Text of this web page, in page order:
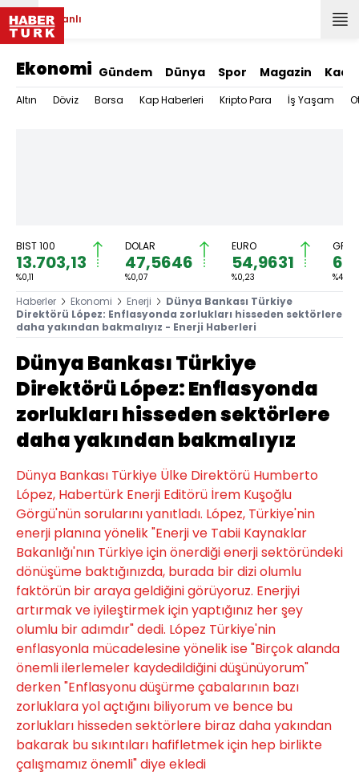
Canlı
Ekonomi Gündem Dünya Spor Magazin
Altın Döviz Borsa Kap Haberleri Kripto Para İş Yaşam
BIST 100
13.703,13
%0,11
DOLAR
47,5646
%0,07
EURO
54,9631
%0,23 %4,24
Haberler Ekonomi Enerji
Dünya Bankası Türkiye
Direktörü López: Enflasyonda zorlukları hisseden sektörlere
daha yakından bakmalıyız - Enerji Haberleri
Dünya Bankası Türkiye
Direktörü López: Enflasyonda
zorlukları hisseden sektörlere
daha yakından bakmalıyız
Dünya Bankası Türkiye Ülke Direktörü Humberto
López, Habertürk Enerji Editörü İrem Kuşoğlu
Görgü'nün sorularını yanıtladı. López, Türkiye'nin
enerji planına yönelik "Enerji ve Tabii Kaynaklar
Bakanlığı'nın Türkiye için önerdiği enerji sektöründeki
dönüşüme baktığınızda, burada bir dizi olumlu
faktörün bir araya geldiğini görüyoruz. Enerjiyi
artırmak ve iyileştirmek için yaptığınız her şey
olumlu bir adımdır" dedi. López Türkiye'nin
enflasyonla mücadelesine yönelik ise "Birçok alanda
önemli ilerlemeler kaydedildiğini düşünüyorum"
derken "Enflasyonu düşürme çabalarının bazı
zorluklara yol açtığını biliyorum ve bence bu
zorlukları hisseden sektörlere biraz daha yakından
bakarak bu sıkıntıları hafifletmek için hep birlikte
çalışmamız önemli" diye ekledi